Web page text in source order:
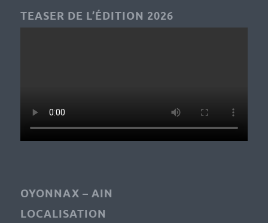
TEASER DE L’ÉDITION 2026
OYONNAX – AIN
LOCALISATION